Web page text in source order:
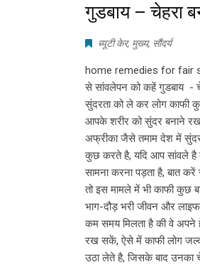
गुडबाय – चेहरा
ब्यूटी केर, मुख्य, सौंदर्य
home remedies for fair
से सांवलेपन को कहें गुडबाय -
सुंदरता को ले कर लोग काफी
आपके शरीर को सुंदर बनाने
अफ्रीका जैसे तमाम देश में
कुछ करते है, यदि आप सांवले है
सामना करना पड़ता है, बात
तो इस मामले में भी काफी कुछ
भाग-दौड़ भरी जीवन और
कम समय मिलता है की वे अपने
रख सकें, ऐसे में काफी लोग
उठा लेते है, जिसके बाद उनका